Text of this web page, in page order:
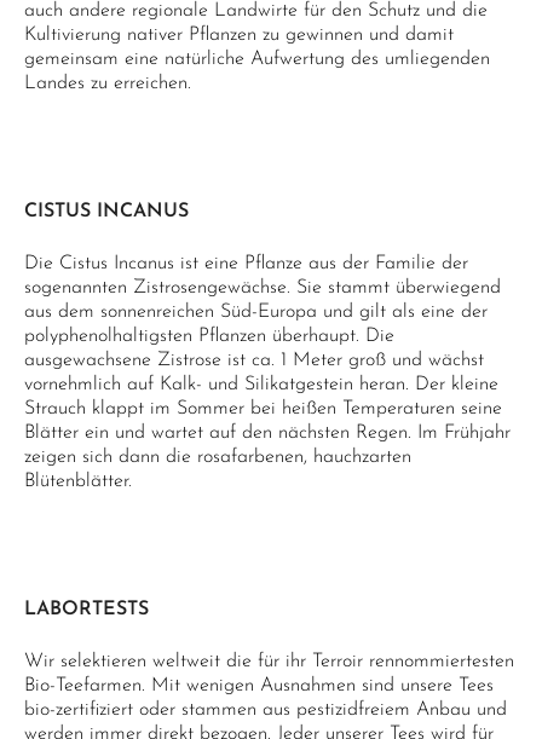
auch andere regionale Landwirte für den Schutz und die
Kultivierung nativer Pflanzen zu gewinnen und damit
gemeinsam eine natürliche Aufwertung des umliegenden
Landes zu erreichen.
CISTUS INCANUS
Die Cistus Incanus ist eine Pflanze aus der Familie der
sogenannten Zistrosengewächse. Sie stammt überwiegend
aus dem sonnenreichen Süd-Europa und gilt als eine der
polyphenolhaltigsten Pflanzen überhaupt. Die
ausgewachsene Zistrose ist ca. 1 Meter groß und wächst
vornehmlich auf Kalk- und Silikatgestein heran. Der kleine
Strauch klappt im Sommer bei heißen Temperaturen seine
Blätter ein und wartet auf den nächsten Regen. Im Frühjahr
zeigen sich dann die rosafarbenen, hauchzarten
Blütenblätter.
LABORTESTS
Wir selektieren weltweit die für ihr Terroir rennommiertesten
Bio-Teefarmen. Mit wenigen Ausnahmen sind unsere Tees
bio-zertifiziert oder stammen aus pestizidfreiem Anbau und
werden immer direkt bezogen. Jeder unserer Tees wird für